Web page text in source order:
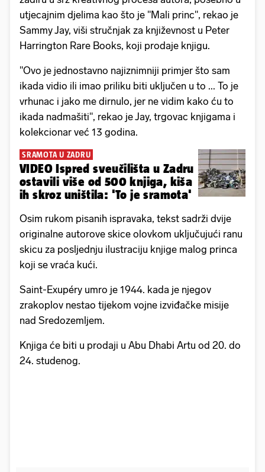
utjecajnim djelima kao što je "Mali princ", rekao je
Sammy Jay, viši stručnjak za književnost u Peter
Harrington Rare Books, koji prodaje knjigu.
"Ovo je jednostavno najiznimniji primjer što sam
ikada vidio ili imao priliku biti uključen u to ... To je
vrhunac i jako me dirnulo, jer ne vidim kako ću to
ikada nadmašiti", rekao je Jay, trgovac knjigama i
kolekcionar već 13 godina.
SRAMOTA U ZADRU
VIDEO Ispred sveučilišta u Zadru
ostavili više od 500 knjiga, kiša
ih skroz uništila: 'To je sramota'
Osim rukom pisanih ispravaka, tekst sadrži dvije
originalne autorove skice olovkom uključujući ranu
skicu za posljednju ilustraciju knjige malog princa
koji se vraća kući.
Saint-Exupéry umro je 1944. kada je njegov
zrakoplov nestao tijekom vojne izviđačke misije
nad Sredozemljem.
Knjiga će biti u prodaji u Abu Dhabi Artu od 20. do
24. studenog.